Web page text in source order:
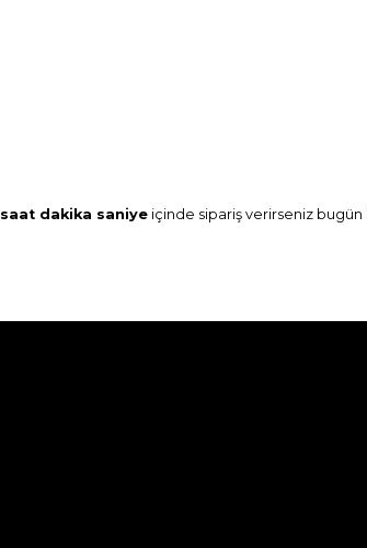
saat dakika saniye içinde sipariş verirseniz bugün